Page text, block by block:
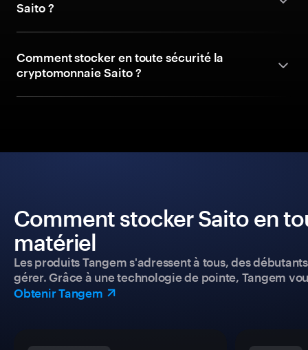
Saito ?
Comment stocker en toute sécurité la
cryptomonnaie Saito ?
Comment stocker Saito en
matériel
Les produits Tangem s'adressent à tous, des
gérer. Grâce à une technologie de pointe, Tangem
Obtenir Tangem